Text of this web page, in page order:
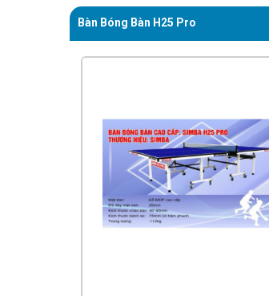
IMPULSE FITNESS
THIẾT BỊ PHÒNG GYM THIÊN
TRƯỜNG
CỎ NHÂN TẠO
Bàn Bóng Bàn H25 Pro